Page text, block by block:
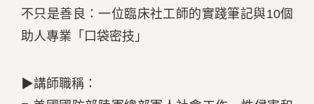
不只是善良：一位臨床社工師的實踐筆記與10個
助人專業「口袋密技」
▶講師職稱：